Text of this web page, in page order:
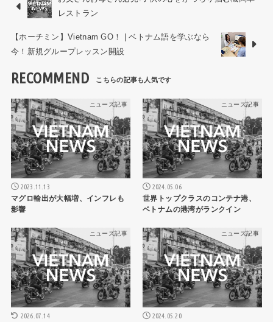
レストラン
【ホーチミン】Vietnam GO！ | ベトナム語を学ぶなら
今！新規グループレッスン開設
RECOMMEND
ニュース記事
2023.11.13
マグロ輸出が大幅増、インフレも
影響
ニュース記事
2024.05.06
世界トップクラスのコンテナ港、
ベトナムの港湾がランクイン
ニュース記事
2026.07.14
ニュース記事
2024.05.20